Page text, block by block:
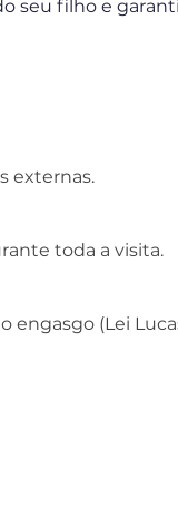
seu filho e
externas.
toda a visita.
engasgo (Lei